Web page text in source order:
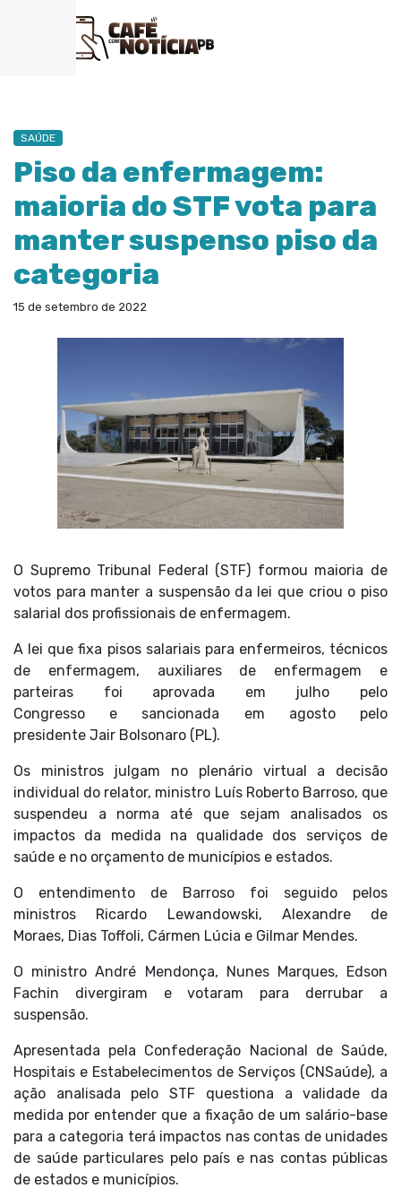
SAÚDE
Piso da enfermagem:
maioria do STF vota para
manter suspenso piso da
categoria
15 de setembro de 2022
O Supremo Tribunal Federal (STF) formou maioria de
votos para manter a suspensão da lei que criou o piso
salarial dos profissionais de enfermagem.
A lei que fixa pisos salariais para enfermeiros, técnicos
de enfermagem, auxiliares de enfermagem e
parteiras foi aprovada em julho pelo
Congresso e sancionada em agostopelo
presidente Jair Bolsonaro (PL).
Os ministros julgam no plenário virtual a decisão
individual do relator, ministro Luís Roberto Barroso, que
suspendeu a norma até que sejam analisados os
impactos da medida na qualidade dos serviços de
saúde e no orçamento de municípios e estados.
O entendimento de Barroso foi seguido pelos
ministros Ricardo Lewandowski, Alexandre de
Moraes, Dias Toffoli, Cármen Lúcia e Gilmar Mendes.
O ministroAndré Mendonça, Nunes Marques, Edson
Fachin divergiram e votaram para derrubar a
suspensão.
Apresentada pela Confederação Nacional de Saúde,
Hospitais e Estabelecimentos de Serviços (CNSaúde), a
ação analisada pelo STF questiona a validade da
medida por entender que a fixação de um salário-base
para a categoria terá impactos nas contas de unidades
de saúde particulares pelo país e nas contas públicas
de estados e municípios.